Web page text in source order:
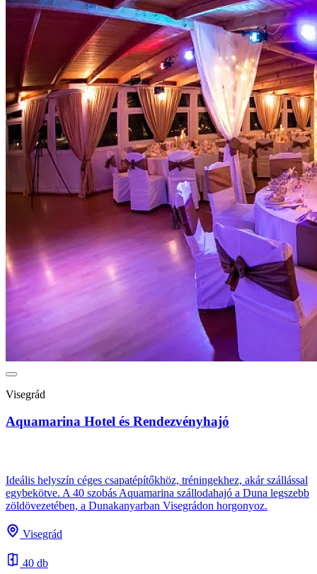
Visegrád
Aquamarina Hotel és Rendezvényhajó
Ideális helyszín céges csapatépítőkhöz, tréningekhez, akár szállással
egybekötve. A 40 szobás Aquamarina szállodahajó a Duna legszebb
zöldövezetében, a Dunakanyarban Visegrádon horgonyoz.
Visegrád
40 db